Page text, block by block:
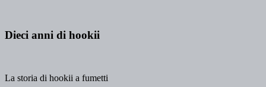
Dieci anni di hookii
La storia di hookii a fumetti